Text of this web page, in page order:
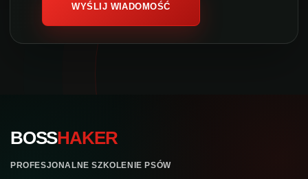
WYŚLIJ WIADOMOŚĆ
BOSSHAKER
PROFESJONALNE SZKOLENIE PSÓW